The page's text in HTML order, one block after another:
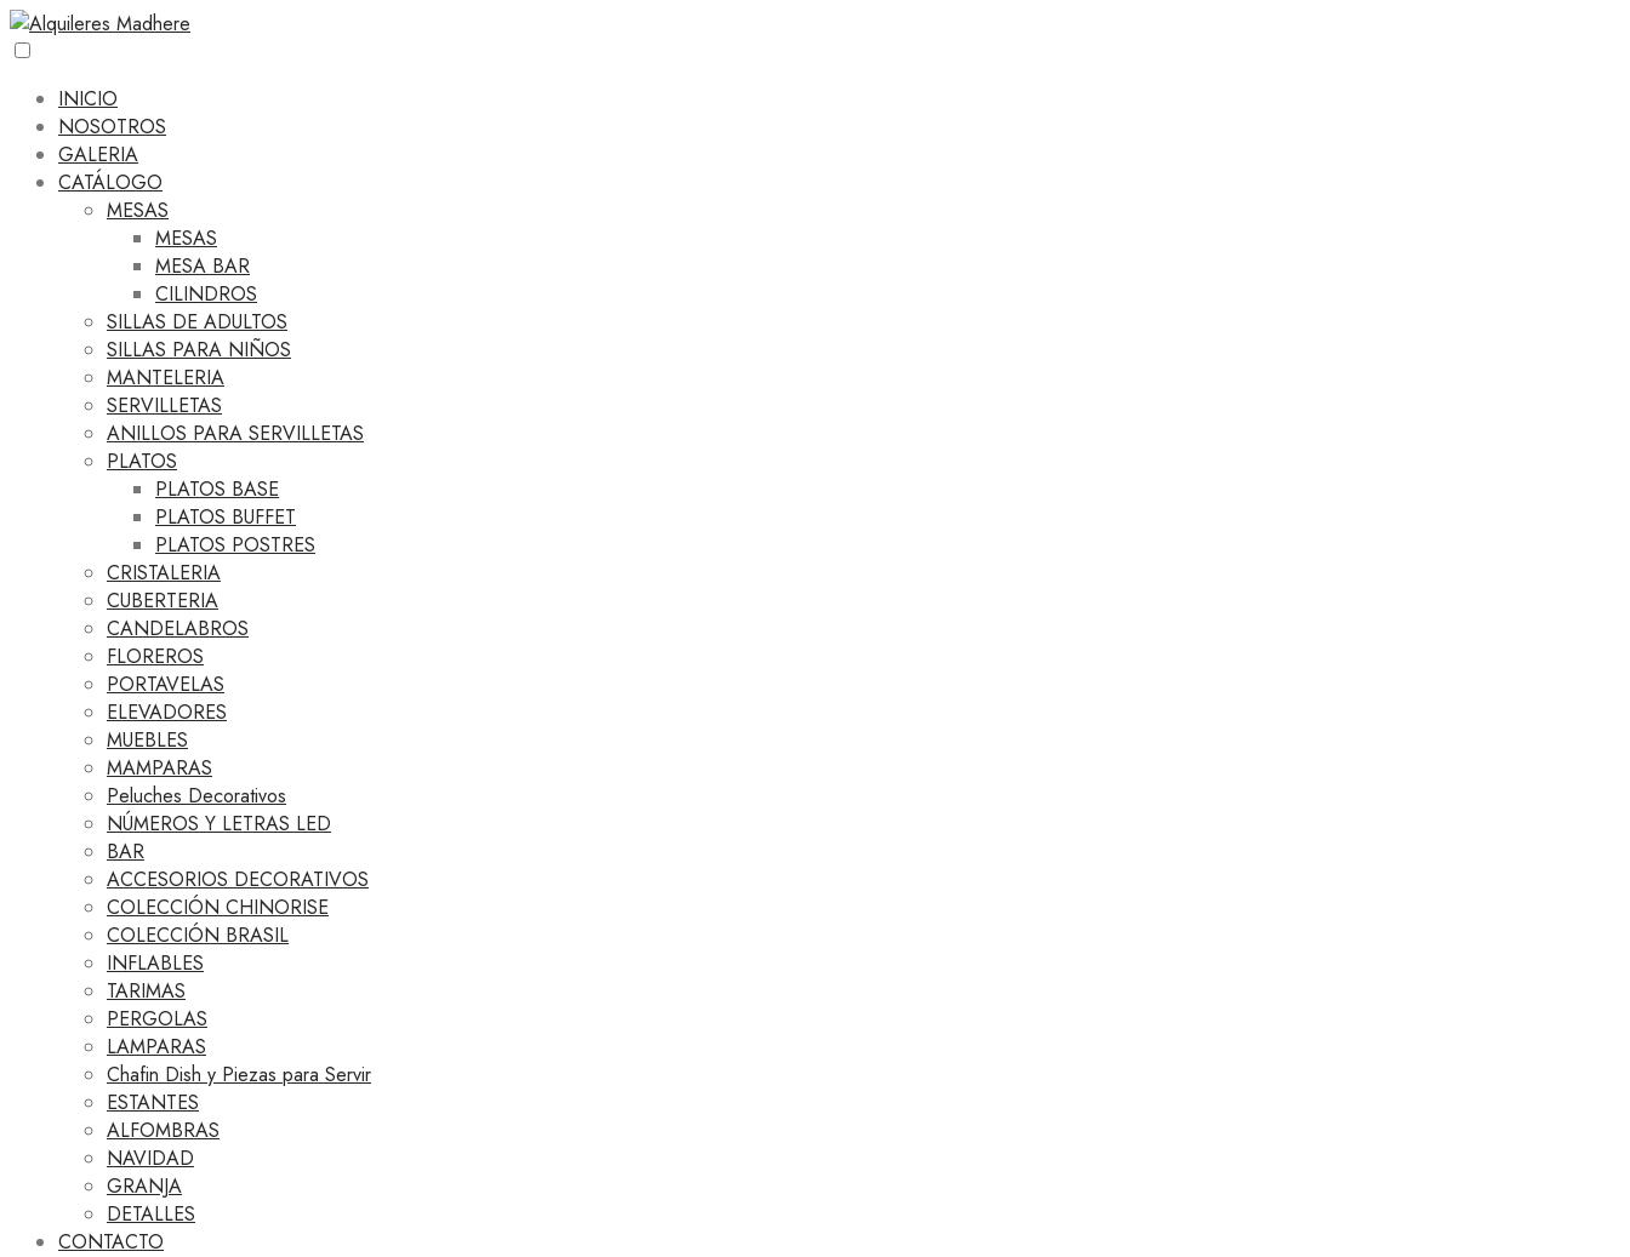
INICIO
NOSOTROS
GALERIA
CATÁLOGO
MESAS
MESAS
MESA BAR
CILINDROS
SILLAS DE ADULTOS
SILLAS PARA NIÑOS
MANTELERIA
SERVILLETAS
ANILLOS PARA SERVILLETAS
PLATOS
PLATOS BASE
PLATOS BUFFET
PLATOS POSTRES
CRISTALERIA
CUBERTERIA
CANDELABROS
FLOREROS
PORTAVELAS
ELEVADORES
MUEBLES
MAMPARAS
Peluches Decorativos
NÚMEROS Y LETRAS LED
BAR
ACCESORIOS DECORATIVOS
COLECCIÓN CHINORISE
COLECCIÓN BRASIL
INFLABLES
TARIMAS
PERGOLAS
LAMPARAS
Chafin Dish y Piezas para Servir
ESTANTES
ALFOMBRAS
NAVIDAD
GRANJA
DETALLES
CONTACTO